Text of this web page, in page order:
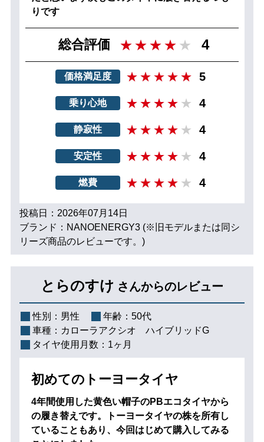
りです
総合評価 4
価格満足度 5
乗り心地 4
静寂性 4
安定性 4
燃費 4
投稿日：2026年07月14日
ブランド：NANOENERGY3 (※旧モデルまたは同シ
リーズ商品のレビューです。)
とらのすけ さんからのレビュー
性別： 男性 年齢： 50代
車種： カローラアクシオ ハイブリッドG
タイヤ使用月数： 1ヶ月
初めてのトーヨータイヤ
4年間使用した黄色い帽子のPBエコタイヤから
の履き替えです。トーヨータイヤの株を所有し
ていることもあり、今回はじめて購入してみる